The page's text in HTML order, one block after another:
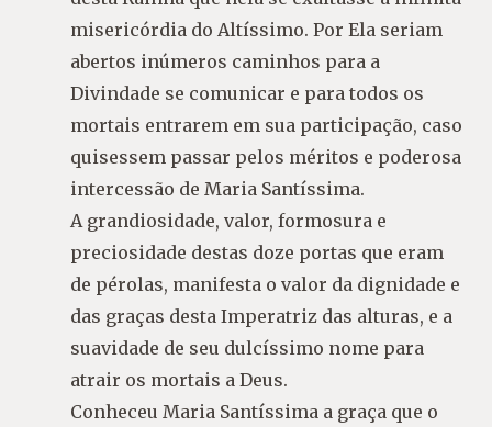
misericórdia do Altíssimo. Por Ela seriam
abertos inúmeros caminhos para a
Divindade se comunicar e para todos os
mortais entrarem em sua participação, caso
quisessem passar pelos méritos e poderosa
intercessão de Maria Santíssima.
A grandiosidade, valor, formosura e
preciosidade destas doze portas que eram
de pérolas, manifesta o valor da dignidade e
das graças desta Imperatriz das alturas, e a
suavidade de seu dulcíssimo nome para
atrair os mortais a Deus.
Conheceu Maria Santíssima a graça que o